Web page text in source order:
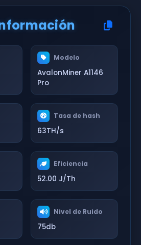
Modelo
AvalonMiner A1146
Pro
Tasa de hash
63TH/s
Eficiencia
52.00 J/Th
Nivel de Ruido
75db